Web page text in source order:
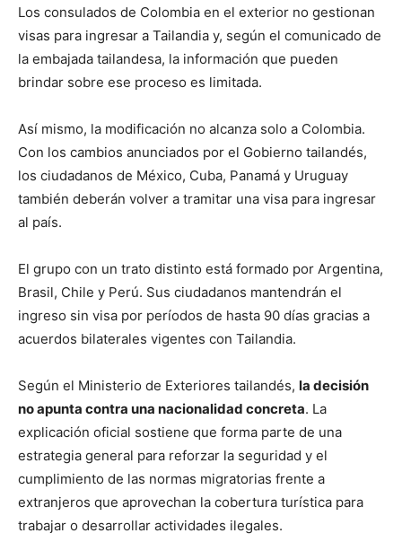
Los consulados de Colombia en el exterior no gestionan
visas para ingresar a Tailandia y, según el comunicado de
la embajada tailandesa, la información que pueden
brindar sobre ese proceso es limitada.
Así mismo, la modificación no alcanza solo a Colombia.
Con los cambios anunciados por el Gobierno tailandés,
los ciudadanos de México, Cuba, Panamá y Uruguay
también deberán volver a tramitar una visa para ingresar
al país.
El grupo con un trato distinto está formado por Argentina,
Brasil, Chile y Perú. Sus ciudadanos mantendrán el
ingreso sin visa por períodos de hasta 90 días gracias a
acuerdos bilaterales vigentes con Tailandia.
Según el Ministerio de Exteriores tailandés, la decisión
no apunta contra una nacionalidad concreta. La
explicación oficial sostiene que forma parte de una
estrategia general para reforzar la seguridad y el
cumplimiento de las normas migratorias frente a
extranjeros que aprovechan la cobertura turística para
trabajar o desarrollar actividades ilegales.